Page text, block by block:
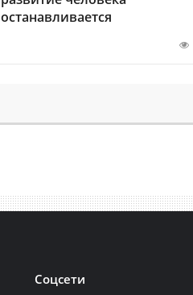
останавливается
Соцсети